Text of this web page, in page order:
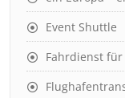
Event Shuttle
Fahrdienst